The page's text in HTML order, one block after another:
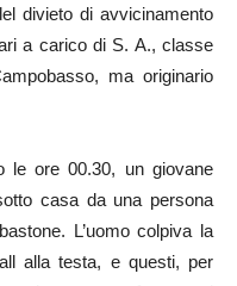
divieto di avvicinamento
a carico di S. A., classe
ma originario
le ore 00.30, un giovane
casa da una persona
L’uomo colpiva la
alla testa, e questi, per